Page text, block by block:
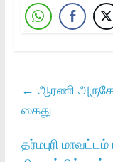
← ஆரணி அருகே
கைது
தர்மபுரி